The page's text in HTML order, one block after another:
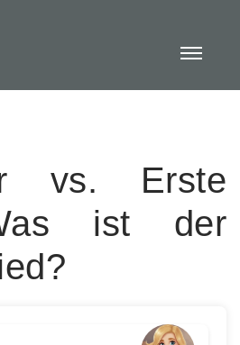
vs. Erste
ist der